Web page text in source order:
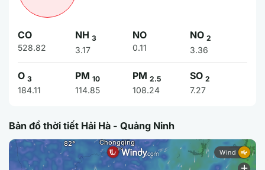
CO
528.82
NH 3
3.17
NO
0.11
NO 2
3.36
O 3
184.11
PM 10
114.85
PM 2.5
108.24
SO 2
7.27
Bản đồ thời tiết Hải Hà - Quảng Ninh